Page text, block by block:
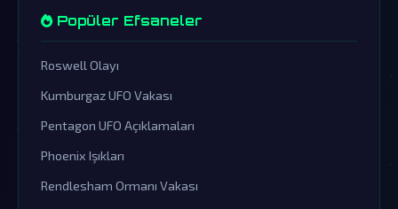
Popüler Efsaneler
Roswell Olayı
Kumburgaz UFO Vakası
Pentagon UFO Açıklamaları
Phoenix Işıkları
Rendlesham Ormanı Vakası